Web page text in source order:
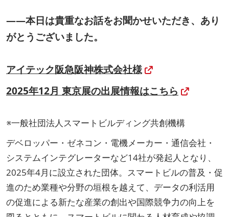
――本日は貴重なお話をお聞かせいただき、あり
がとうございました。
アイテック阪急阪神株式会社様
2025年12月 東京展の出展情報はこちら
※一般社団法人スマートビルディング共創機構
デベロッパー・ゼネコン・電機メーカー・通信会社・
システムインテグレーターなど14社が発起人となり、
2025年4月に設立された団体。スマートビルの普及・促
進のため業種や分野の垣根を越えて、データの利活用
の促進による新たな産業の創出や国際競争力の向上を